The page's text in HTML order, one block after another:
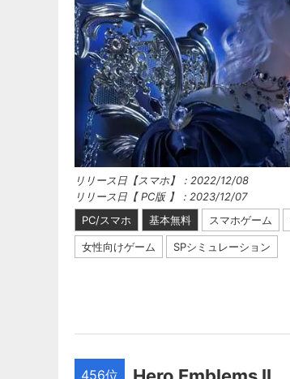
リリース日【スマホ】：2022/12/08
リリース日【 PC版 】：2023/12/07
PC/スマホ
基本無料 スマホゲーム
女性向けゲーム SPシミュレーション
456位